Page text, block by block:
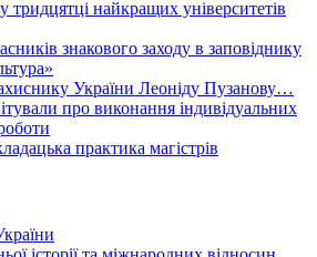
тридцятці найкращих університетів
знакового заходу в заповіднику
України Леоніду Пузанову…
про виконання індивідуальних
практика магістрів